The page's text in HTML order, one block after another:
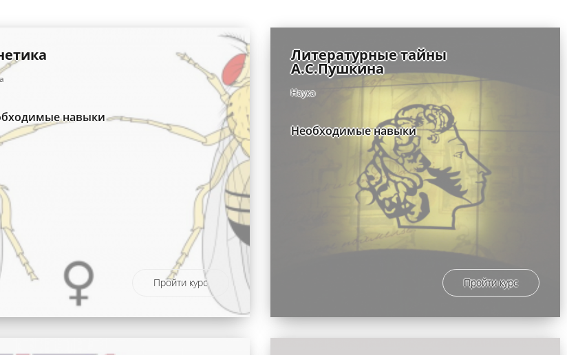
навыки
Пройти курс
Литературные тайны
А.С.Пушкина
Наука
Необходимые навыки
Пройти курс